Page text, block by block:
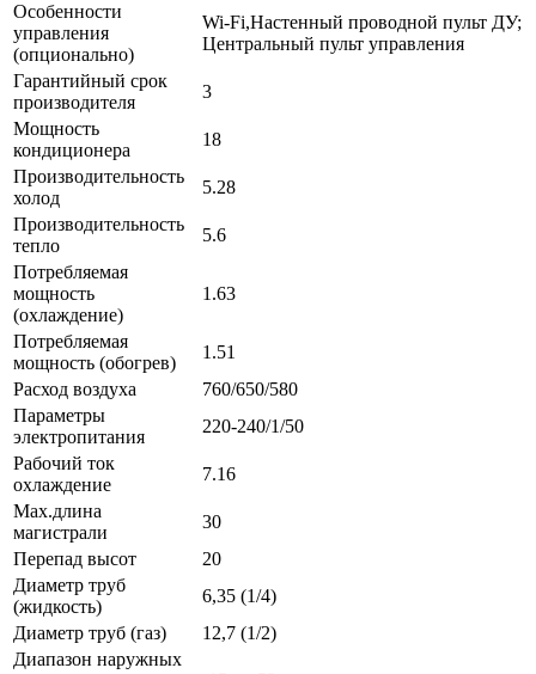
Особенности
управления
(опционально)
Wi-Fi,Настенный проводной пульт ДУ;
Центральный пульт управления
Гарантийный срок
производителя
3
Мощность
кондиционера
18
Производительность
холод
5.28
Производительность
тепло
5.6
Потребляемая
мощность
(охлаждение)
1.63
Потребляемая
мощность (обогрев)
1.51
Расход воздуха
760/650/580
Параметры
электропитания
220-240/1/50
Рабочий ток
охлаждение
7.16
Max.длина
магистрали
30
Перепад высот
20
Диаметр труб
(жидкость)
6,35 (1/4)
Диаметр труб (газ)
12,7 (1/2)
Диапазон наружных